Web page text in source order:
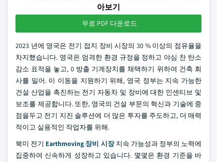
아보기
무료 PDF 다운로드
2023 년에 영국은 전기 접지 장비 시장의 30 % 이상의 점유율을
차지했습니다. 영국은 엄격한 환경 규정을 정하고 야심 찬 탄소
감소 표적을 놓고, 0 방출 기계장치를 채택하기 위하여 건축 회
사를 밀어. 이 이동을 지원하기 위해, 영국 정부는 지속 가능한
건설 산업을 촉진하는 전기 자동차 및 장비에 대한 인센티브 및
보조를 제공합니다. 또한, 영국의 건설 부문의 혁신과 기술에 중
점을두고 전기 지진 솔루션에 더 많은 투자를 주도하고, 더 매력
적이고 실용적인 작업자를 위해.
북미 전기 Earthmoving 장비 시장지속 가능성과 정부의 노력에
집중하여 신속하게 성장하고 있습니다. 몇몇은 환경 기준을 바